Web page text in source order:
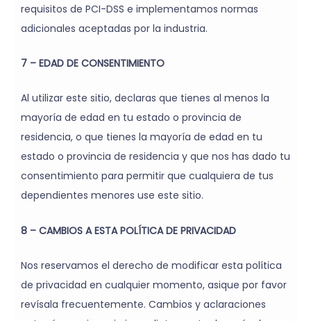
requisitos de PCI-DSS e implementamos normas
adicionales aceptadas por la industria.
7 – EDAD DE CONSENTIMIENTO
Al utilizar este sitio, declaras que tienes al menos la
mayoría de edad en tu estado o provincia de
residencia, o que tienes la mayoría de edad en tu
estado o provincia de residencia y que nos has dado tu
consentimiento para permitir que cualquiera de tus
dependientes menores use este sitio.
8 – CAMBIOS A ESTA POLÍTICA DE PRIVACIDAD
Nos reservamos el derecho de modificar esta política
de privacidad en cualquier momento, asique por favor
revísala frecuentemente. Cambios y aclaraciones